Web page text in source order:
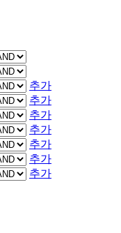
추가
추가
추가
추가
추가
추가
추가